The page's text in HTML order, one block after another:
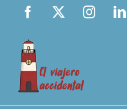
Saltar
contenido
Facebook